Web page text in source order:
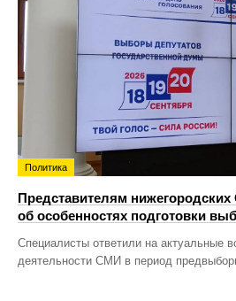
Политика
Представителям
об особенностях подготовки
Специалисты ответили на актуальные
деятельности СМИ в период